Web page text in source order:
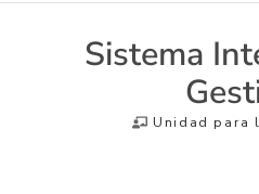
Sistema
Unidad para